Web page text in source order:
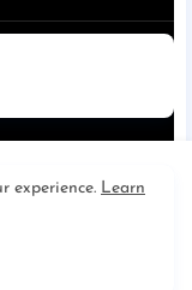
| Cinta Al
experience. Learn